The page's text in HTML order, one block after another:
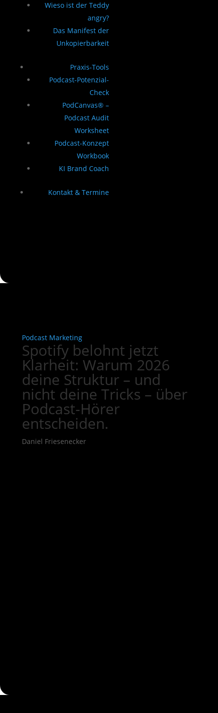
Wieso ist der Teddy
angry?
Das Manifest der
Unkopierbarkeit
Praxis-Tools
Podcast-Potenzial-
Check
PodCanvas® –
Podcast Audit
Worksheet
Podcast-Konzept
Workbook
KI Brand Coach
Kontakt & Termine
Podcast Marketing
Spotify belohnt jetzt
Klarheit: Warum 2026
deine Struktur – und
nicht deine Tricks – über
Podcast-Hörer
entscheiden.
Daniel Friesenecker